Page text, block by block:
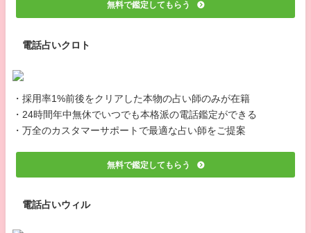
無料で鑑定してもらう
電話占いクロト
・採用率1%前後をクリアした本物の占い師のみが在籍
・24時間年中無休でいつでも本格派の電話鑑定ができる
・万全のカスタマーサポートで最適な占い師をご提案
無料で鑑定してもらう
電話占いウィル